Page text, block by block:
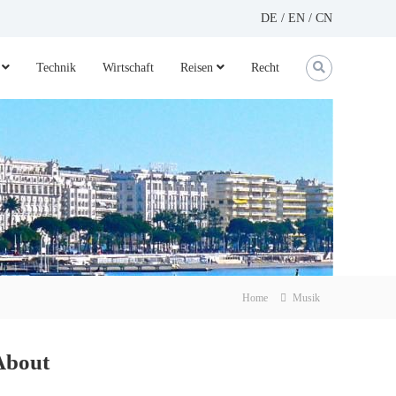
DE / EN / CN
Technik Wirtschaft Reisen Recht
Home Musik